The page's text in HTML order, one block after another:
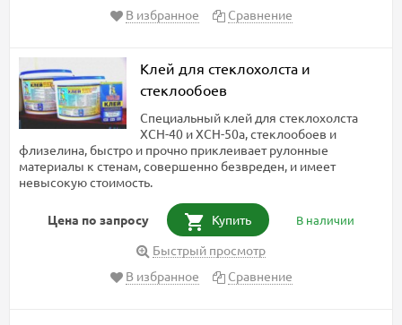
В избранное
Сравнение
Клей для стеклохолста и
стеклообоев
Специальный клей для стеклохолста
ХСН-40 и ХСН-50а, стеклообоев и
флизелина, быстро и прочно приклеивает рулонные
материалы к стенам, совершенно безвреден, и имеет
невысокую стоимость.
Цена по запросу Купить В наличии
Быстрый просмотр
В избранное
Сравнение